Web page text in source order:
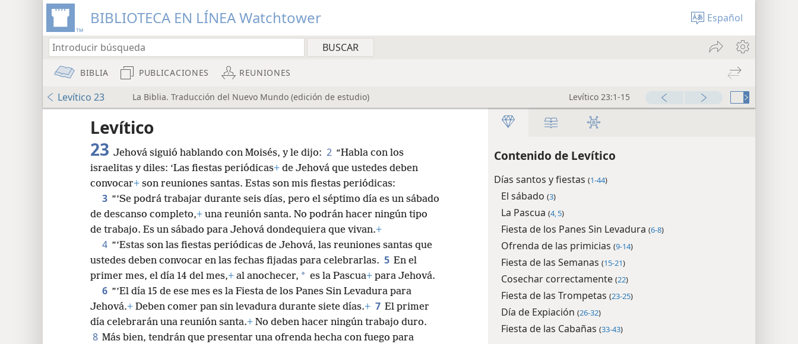
BIBLIOTECA EN LÍNEA Watchtower Español
BIBLIA PUBLICACIONES REUNIONES
Levítico 23 La Biblia. Traducción del Nuevo Mundo (edición de estudio) Levítico 23:1-15
Contenido de Levítico
Días santos y fiestas (1-44)
El sábado (3)
La Pascua (4, 5)
Fiesta de los Panes Sin Levadura (6-8)
Ofrenda de las primicias (9-14)
Fiesta de las Semanas (15-21)
Cosechar correctamente (22)
Fiesta de las Trompetas (23-25)
Día de Expiación (26-32)
Fiesta de las Cabañas (33-43)
Levítico
23 Jehová siguió hablando con Moisés, y le dijo: 2 “Habla con los
israelitas y diles: ‘Las fiestas periódicas+ de Jehová que ustedes deben
convocar+ son reuniones santas. Estas son mis fiestas periódicas:
3 ”’Se podrá trabajar durante seis días, pero el séptimo día es un sábado
de descanso completo,+ una reunión santa. No podrán hacer ningún tipo
de trabajo. Es un sábado para Jehová dondequiera que vivan.+
4 ”’Estas son las fiestas periódicas de Jehová, las reuniones santas que
ustedes deben convocar en las fechas fijadas para celebrarlas. 5 En el
primer mes, el día 14 del mes,+ al anochecer, * es la Pascua+ para Jehová.
6 ”’El día 15 de ese mes es la Fiesta de los Panes Sin Levadura para
Jehová.+ Deben comer pan sin levadura durante siete días.+ 7 El primer
día celebrarán una reunión santa.+ No deben hacer ningún trabajo duro.
8 Más bien, tendrán que presentar una ofrenda hecha con fuego para